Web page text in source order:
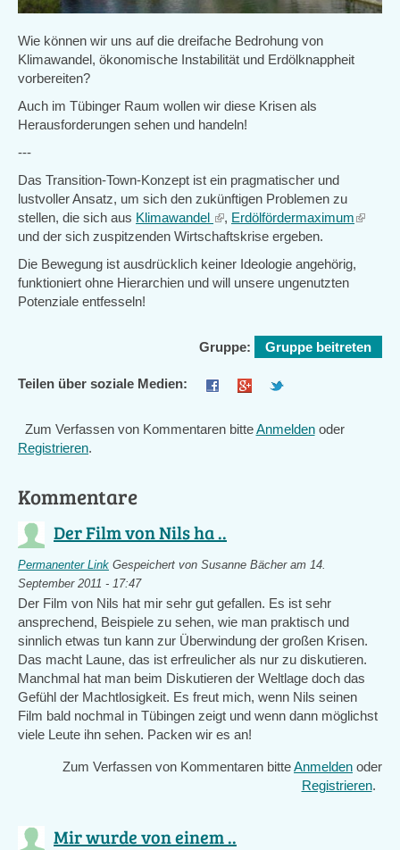
Wie können wir uns auf die dreifache Bedrohung von
Klimawandel, ökonomische Instabilität und Erdölknappheit
vorbereiten?
Auch im Tübinger Raum wollen wir diese Krisen als
Herausforderungen sehen und handeln!
---
Das Transition-Town-Konzept ist ein pragmatischer und
lustvoller Ansatz, um sich den zukünftigen Problemen zu
stellen, die sich aus Klimawandel (link
is
, Erdölfördermaximum(link
und der sich zuspitzenden Wirtschaftskrise ergeben.
Die Bewegung ist ausdrücklich keiner Ideologie angehörig,
funktioniert ohne Hierarchien und will unsere ungenutzten
Potenziale entfesseln!
Gruppe: Gruppe beitreten
Teilen über soziale Medien:
Zum Verfassen von Kommentaren bitteAnmeldenoder
Registrieren.
Kommentare
Der Film von Nils ha ..
Permanenter Link Gespeichert von Susanne Bächeram 14.
September 2011 - 17:47
Der Film von Nils hat mir sehr gut gefallen. Es ist sehr
ansprechend, Beispiele zu sehen, wie man praktisch und
sinnlich etwas tun kann zur Überwindung der großen Krisen.
Das macht Laune, das ist erfreulicher als nur zu diskutieren.
Manchmal hat man beim Diskutieren der Weltlage doch das
Gefühl der Machtlosigkeit. Es freut mich, wenn Nils seinen
Film bald nochmal in Tübingen zeigt und wenn dann möglichst
viele Leute ihn sehen. Packen wir es an!
Zum Verfassen von Kommentaren bitteAnmelden oder
Registrieren.
Mir wurde von einem ..